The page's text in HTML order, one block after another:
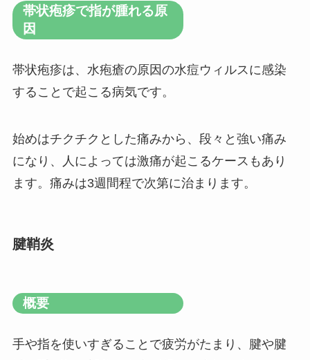
帯状疱疹で指が腫れる原
因
帯状疱疹は、水疱瘡の原因の水痘ウィルスに感染
することで起こる病気です。
始めはチクチクとした痛みから、段々と強い痛み
になり、人によっては激痛が起こるケースもあり
ます。痛みは3週間程で次第に治まります。
腱鞘炎
概要
手や指を使いすぎることで疲労がたまり、腱や腱